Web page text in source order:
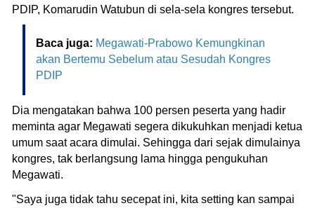
PDIP, Komarudin Watubun di sela-sela kongres tersebut.
Baca juga: Megawati-Prabowo Kemungkinan
akan Bertemu Sebelum atau Sesudah Kongres
PDIP
Dia mengatakan bahwa 100 persen peserta yang hadir
meminta agar Megawati segera dikukuhkan menjadi ketua
umum saat acara dimulai. Sehingga dari sejak dimulainya
kongres, tak berlangsung lama hingga pengukuhan
Megawati.
"Saya juga tidak tahu secepat ini, kita setting kan sampai